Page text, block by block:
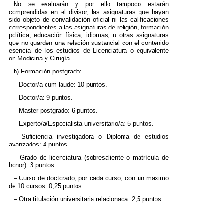
No se evaluarán y por ello tampoco estarán
comprendidas en el divisor, las asignaturas que hayan
sido objeto de convalidación oficial ni las calificaciones
correspondientes a las asignaturas de religión, formación
política, educación física, idiomas, u otras asignaturas
que no guarden una relación sustancial con el contenido
esencial de los estudios de Licenciatura o equivalente
en Medicina y Cirugía.
b) Formación postgrado:
– Doctor/a cum laude: 10 puntos.
– Doctor/a: 9 puntos.
– Master postgrado: 6 puntos.
– Experto/a/Especialista universitario/a: 5 puntos.
– Suficiencia investigadora o Diploma de estudios
avanzados: 4 puntos.
– Grado de licenciatura (sobresaliente o matrícula de
honor): 3 puntos.
– Curso de doctorado, por cada curso, con un máximo
de 10 cursos: 0,25 puntos.
– Otra titulación universitaria relacionada: 2,5 puntos.